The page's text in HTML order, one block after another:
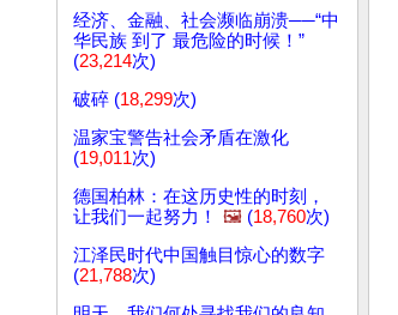
经济、金融、社会濒临崩溃──“中
华民族 到了 最危险的时候！”
(23,214次)
破碎 (18,299次)
温家宝警告社会矛盾在激化
(19,011次)
德国柏林：在这历史性的时刻，
让我们一起努力！
🖼️ (18,760次)
江泽民时代中国触目惊心的数字
(21,788次)